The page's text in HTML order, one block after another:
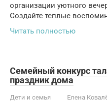
организации уютного
Создайте теплые
Читать полностью
Семейный конкурс
праздник дома
Дети и семья Елена